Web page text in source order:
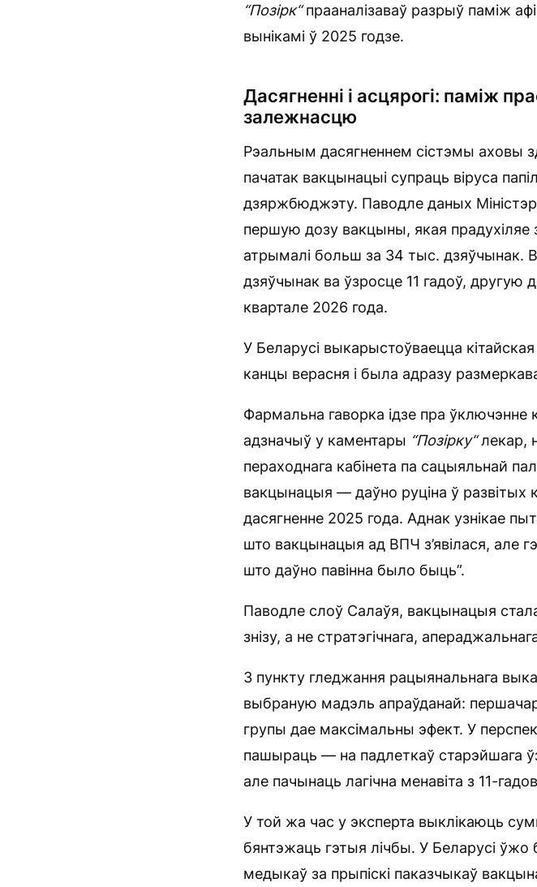
“Позірк“прааналізаваў разрыў паміж
вынікамі ў 2025 годзе.
Дасягненні і асцярогі: паміж
залежнасцю
Рэальным дасягненнем сістэмы аховы
пачатак вакцынацыі супраць віруса
дзяржбюджэту. Паводле даных
першую дозу вакцыны, якая прадухіляе
атрымалі больш за 34 тыс. дзяўчынак.
дзяўчынак ва ўзросце 11 гадоў,
квартале 2026 года.
У Беларусі выкарыстоўваецца
канцы верасня і была адразу
Фармальна гаворка ідзе пра ўключэнне
адзначыў у каментары “Позірку“лекар,
пераходнага кабінета па сацыяльнай
вакцынацыя — даўно руціна ў развітых
дасягненне 2025 года. Аднак узнікае
што вакцынацыя ад ВПЧ з’явілася, але
што даўно павінна было быць”.
Паводле слоў Салаўя, вакцынацыя
знізу, а не стратэгічнага,
З пункту гледжання рацыянальнага
выбраную мадэль апраўданай:
групы дае максімальны эфект. У
пашыраць — на падлеткаў старэйшага
але пачынаць лагічна менавіта з 11-
У той жа час у эксперта выклікаюць
бянтэжаць гэтыя лічбы. У Беларусі ўжо
медыкаў за прыпіскі паказчыкаў